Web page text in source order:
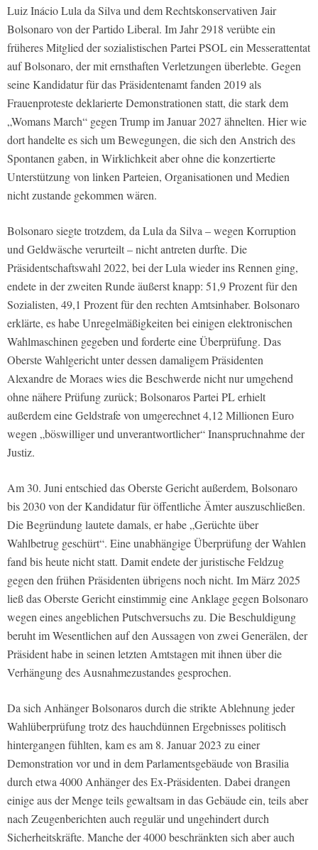
Luiz Inácio Lula da Silva und dem Rechtskonservativen Jair
Bolsonaro von der Partido Liberal. Im Jahr 2918 verübte ein
früheres Mitglied der sozialistischen Partei PSOL ein Messerattentat
auf Bolsonaro, der mit ernsthaften Verletzungen überlebte. Gegen
seine Kandidatur für das Präsidentenamt fanden 2019 als
Frauenproteste deklarierte Demonstrationen statt, die stark dem
„Womans March“ gegen Trump im Januar 2027 ähnelten. Hier wie
dort handelte es sich um Bewegungen, die sich den Anstrich des
Spontanen gaben, in Wirklichkeit aber ohne die konzertierte
Unterstützung von linken Parteien, Organisationen und Medien
nicht zustande gekommen wären.
Bolsonaro siegte trotzdem, da Lula da Silva – wegen Korruption
und Geldwäsche verurteilt – nicht antreten durfte. Die
Präsidentschaftswahl 2022, bei der Lula wieder ins Rennen ging,
endete in der zweiten Runde äußerst knapp: 51,9 Prozent für den
Sozialisten, 49,1 Prozent für den rechten Amtsinhaber. Bolsonaro
erklärte, es habe Unregelmäßigkeiten bei einigen elektronischen
Wahlmaschinen gegeben und forderte eine Überprüfung. Das
Oberste Wahlgericht unter dessen damaligem Präsidenten
Alexandre de Moraes wies die Beschwerde nicht nur umgehend
ohne nähere Prüfung zurück; Bolsonaros Partei PL erhielt
außerdem eine Geldstrafe von umgerechnet 4,12 Millionen Euro
wegen „böswilliger und unverantwortlicher“ Inanspruchnahme der
Justiz.
Am 30. Juni entschied das Oberste Gericht außerdem, Bolsonaro
bis 2030 von der Kandidatur für öffentliche Ämter auszuschließen.
Die Begründung lautete damals, er habe „Gerüchte über
Wahlbetrug geschürt“. Eine unabhängige Überprüfung der Wahlen
fand bis heute nicht statt. Damit endete der juristische Feldzug
gegen den frühen Präsidenten übrigens noch nicht. Im März 2025
ließ das Oberste Gericht einstimmig eine Anklage gegen Bolsonaro
wegen eines angeblichen Putschversuchs zu. Die Beschuldigung
beruht im Wesentlichen auf den Aussagen von zwei Generälen, der
Präsident habe in seinen letzten Amtstagen mit ihnen über die
Verhängung des Ausnahmezustandes gesprochen.
Da sich Anhänger Bolsonaros durch die strikte Ablehnung jeder
Wahlüberprüfung trotz des hauchdünnen Ergebnisses politisch
hintergangen fühlten, kam es am 8. Januar 2023 zu einer
Demonstration vor und in dem Parlamentsgebäude von Brasilia
durch etwa 4000 Anhänger des Ex-Präsidenten. Dabei drangen
einige aus der Menge teils gewaltsam in das Gebäude ein, teils aber
nach Zeugenberichten auch regulär und ungehindert durch
Sicherheitskräfte. Manche der 4000 beschränkten sich aber auch